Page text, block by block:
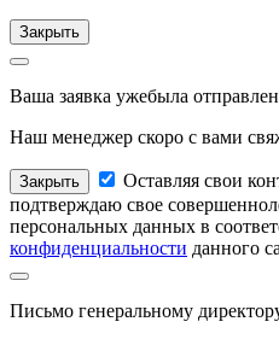
Закрыть
Ваша заявка ужебыла
Наш менеджер скоро с вами
Закрыть
Оставляя свои
подтверждаю свое
персональных данных в
конфиденциальности данного
Письмо генеральному